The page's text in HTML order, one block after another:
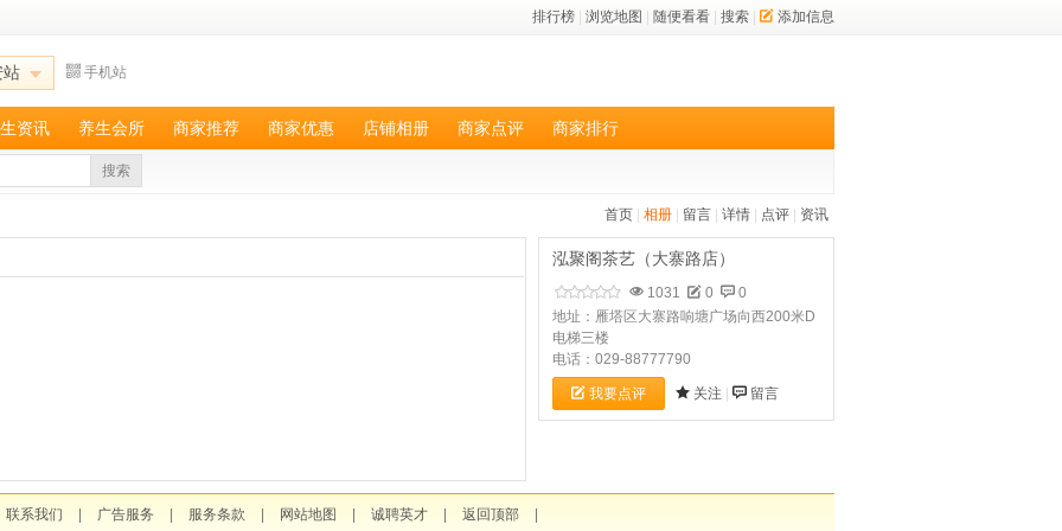
排行榜 浏览地图 随便看看 搜索 添加信息
站 手机站
资讯 养生会所 商家推荐 商家优惠 店铺相册 商家点评 商家排行
搜索
首页 相册 留言 详情 点评 资讯
泓聚阁茶艺（大寨路店）
1031 0
0
地址：雁塔区大寨路响塘广场向西200米D
电梯三楼
电话：029-88777790
我要点评 关注 留言
联系我们 广告服务 服务条款 网站地图 诚聘英才 返回顶部